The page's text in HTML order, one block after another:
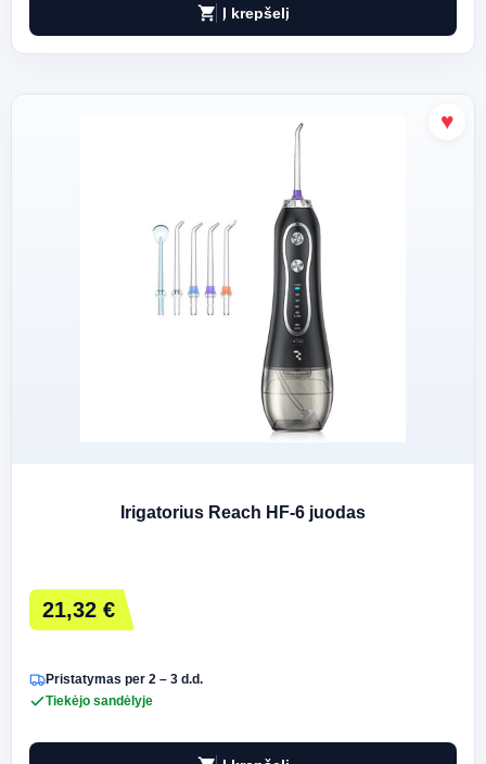
shopping_cart Į krepšelį
Irigatorius Reach HF-6 juodas
21,32 €
Pristatymas per 2 – 3 d.d.
Tiekėjo sandėlyje